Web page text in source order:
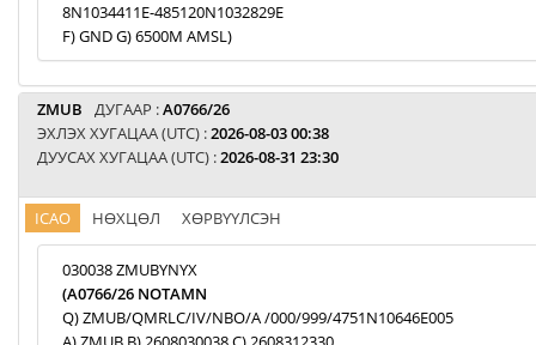
8N1034411E-485120N1032829E
F) GND G) 6500M AMSL)
ZMUB ДУГААР :A0766/26
ЭХЛЭХ ХУГАЦАА (UTC) :2026-08-03 00:38
ДУУСАХ ХУГАЦАА (UTC) :2026-08-31 23:30
ICAO НӨХЦӨЛ ХӨРВҮҮЛСЭН
030038 ZMUBYNYX
(A0766/26 NOTAMN
Q) ZMUB/QMRLC/IV/NBO/A /000/999/4751N10646E005